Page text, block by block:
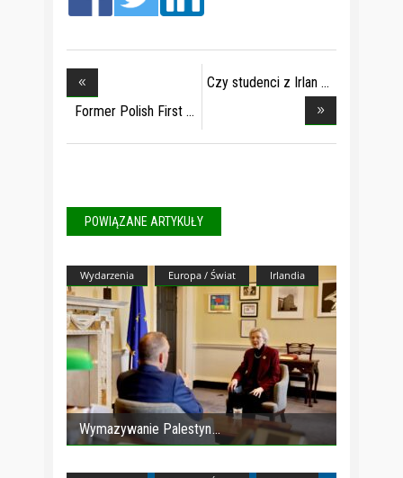
Former Polish First
Czy studenci z Irlan
POWIĄZANE ARTYKUŁY
Wydarzenia Europa / Świat Irlandia
Wymazywanie Palestyn